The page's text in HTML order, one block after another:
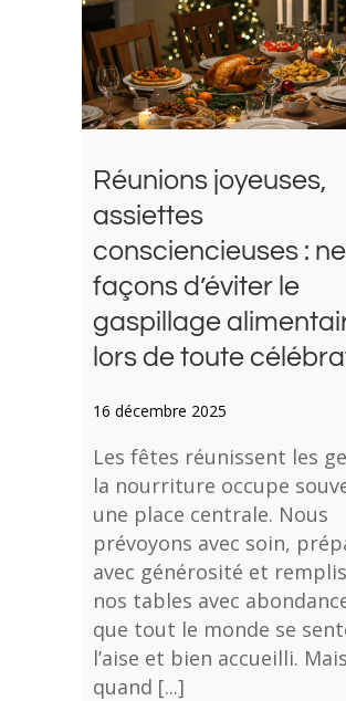
Réunions joyeuses,
assiettes
consciencieuses :
façons d’éviter le
gaspillage
lors de toute
16 décembre 2025
Les fêtes réunissent les
la nourriture occupe
une place centrale. Nous
prévoyons avec soin,
avec générosité et
nos tables avec
que tout le monde se
l’aise et bien accueilli. Mais
quand [...]